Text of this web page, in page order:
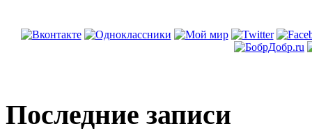
Последние записи